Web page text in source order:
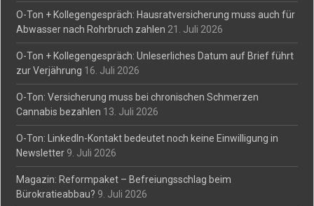
O-Ton + Kollegengespräch: Hausratversicherung muss auch für
Abwasser nach Rohrbruch zahlen 21. Juli 2026
O-Ton + Kollegengespräch: Unleserliches Datum auf Brief führt
zur Verjährung 16. Juli 2026
O-Ton: Versicherung muss bei chronischen Schmerzen
Cannabis bezahlen 13. Juli 2026
O-Ton: LinkedIn-Kontakt bedeutet noch keine Einwilligung in
Newsletter 9. Juli 2026
Magazin: Reformpaket – Befreiungsschlag beim
Bürokratieabbau? 9. Juli 2026